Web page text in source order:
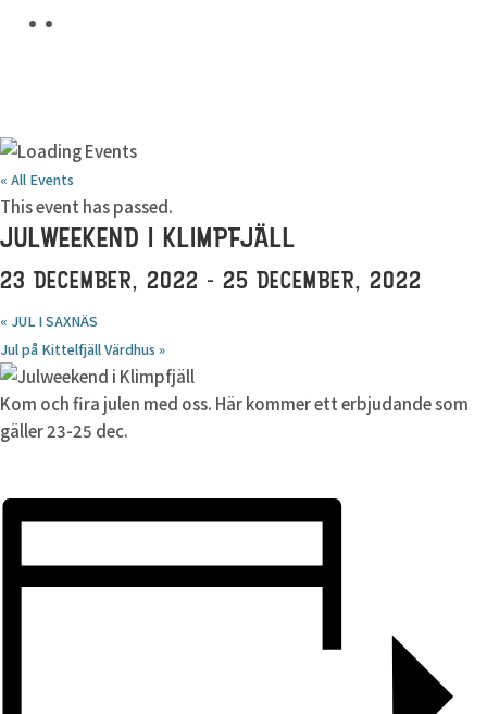
« All Events
This event has passed.
JULWEEKEND I KLIMPFJÄLL
23 DECEMBER, 2022 - 25 DECEMBER, 2022
« JUL I SAXNÄS
Jul på Kittelfjäll Värdhus »
Kom och fira julen med oss. Här kommer ett erbjudande som
gäller 23-25 dec.